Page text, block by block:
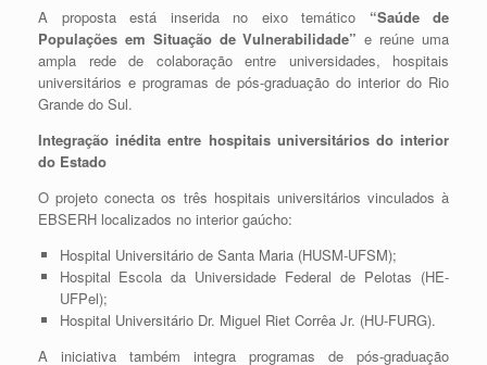
A proposta está inserida no eixo temático “Saúde de
Populações em Situação de Vulnerabilidade” e reúne uma
ampla rede de colaboração entre universidades, hospitais
universitários e programas de pós-graduação do interior do Rio
Grande do Sul.
Integração inédita entre hospitais universitários do interior
do Estado
O projeto conecta os três hospitais universitários vinculados à
EBSERH localizados no interior gaúcho:
Hospital Universitário de Santa Maria (HUSM-UFSM);
Hospital Escola da Universidade Federal de Pelotas (HE-
UFPel);
Hospital Universitário Dr. Miguel Riet Corrêa Jr. (HU-FURG).
A iniciativa também integra programas de pós-graduação